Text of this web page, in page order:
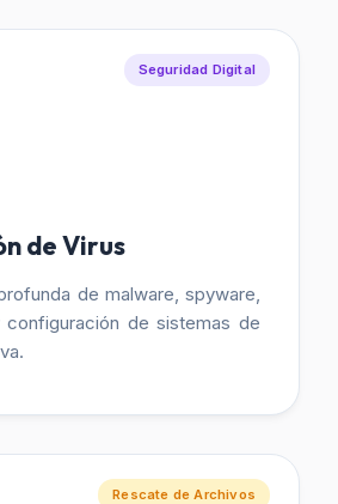
Seguridad Digital
de Virus
de malware, spyware,
configuración de sistemas de
Rescate de Archivos